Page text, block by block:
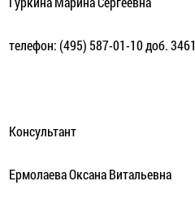
телефон: (495) 587-01-10 доб. 3461
Консультант
Ермолаева Оксана Витальевна